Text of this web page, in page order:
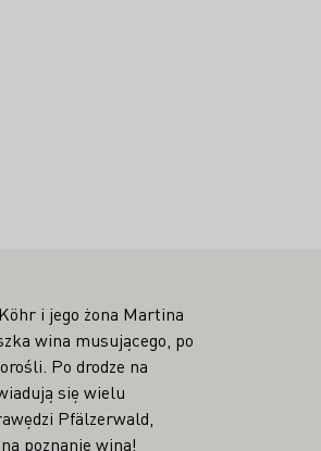
i jego żona Martina
wina musującego, po
Po drodze na
się wielu
Pfälzerwald,
poznanie wina!